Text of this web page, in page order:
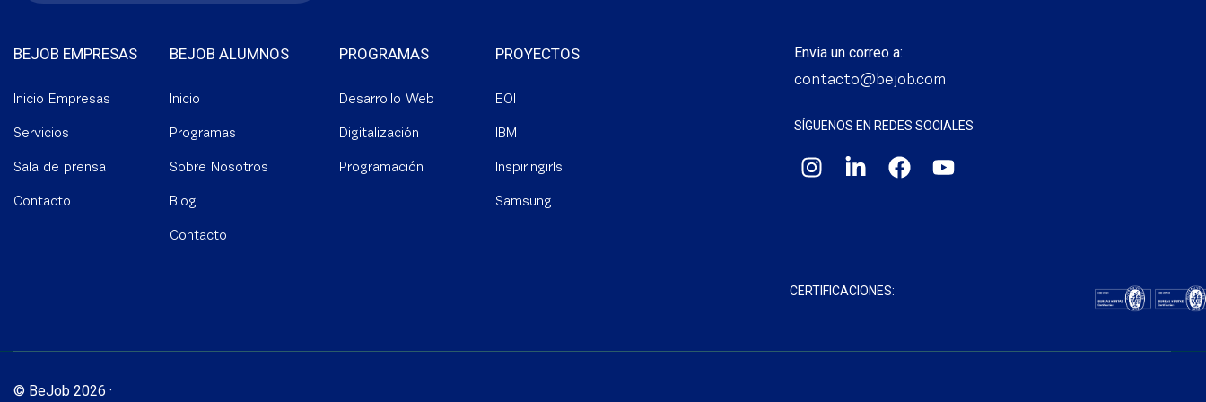
BEJOB EMPRESAS
Inicio Empresas
Servicios
Sala de prensa
Contacto
BEJOB ALUMNOS
Inicio
Programas
Sobre Nosotros
Blog
Contacto
PROGRAMAS
Desarrollo Web
Digitalización
Programación
PROYECTOS
EOI
IBM
Inspiringirls
Samsung
Envia un correo a:
contacto@bejob.com
SÍGUENOS EN REDES SOCIALES
CERTIFICACIONES:
© BeJob 2026 ·